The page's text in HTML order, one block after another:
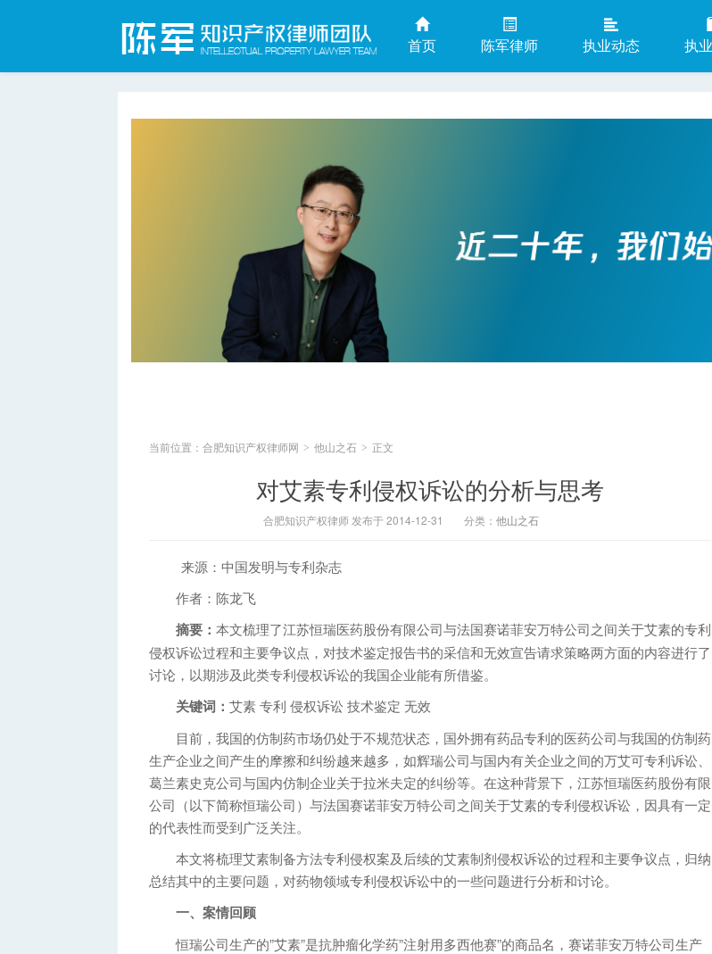
首页 陈军律师 执业动态 执
当前位置： 合肥知识产权律师网 > 他山之石 > 正文
对艾素专利侵权诉讼的分析与思考
合肥知识产权律师 发布于 2014-12-31 分类： 他山之石
来源：中国发明与专利杂志
作者：陈龙飞
摘要： 本文梳理了江苏恒瑞医药股份有限公司与法国赛诺菲安万特公司之间关于艾素的专利
侵权诉讼过程和主要争议点，对技术鉴定报告书的采信和无效宣告请求策略两方面的内容进行了
讨论，以期涉及此类专利侵权诉讼的我国企业能有所借鉴。
关键词： 艾素 专利 侵权诉讼 技术鉴定 无效
目前，我国的仿制药市场仍处于不规范状态，国外拥有药品专利的医药公司与我国的仿制药
生产企业之间产生的摩擦和纠纷越来越多，如辉瑞公司与国内有关企业之间的万艾可专利诉讼、
葛兰素史克公司与国内仿制企业关于拉米夫定的纠纷等。在这种背景下，江苏恒瑞医药股份有限
公司（以下简称恒瑞公司）与法国赛诺菲安万特公司之间关于艾素的专利侵权诉讼，因具有一定
的代表性而受到广泛关注。
本文将梳理艾素制备方法专利侵权案及后续的艾素制剂侵权诉讼的过程和主要争议点，归纳
总结其中的主要问题，对药物领域专利侵权诉讼中的一些问题进行分析和讨论。
一、案情回顾
恒瑞公司生产的”艾素”是抗肿瘤化学药”注射用多西他赛”的商品名，赛诺菲安万特公司生产